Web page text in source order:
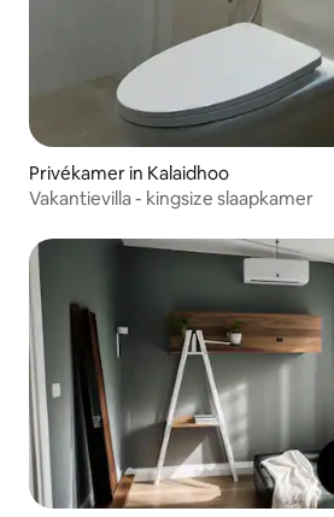
Privékamer in Kalaidhoo
Vakantievilla - kingsize slaapkamer